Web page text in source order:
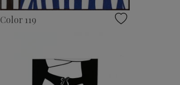
Color 119